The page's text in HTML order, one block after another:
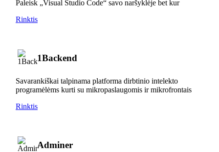
Paleisk „Visual Studio Code“ savo naršyklėje bet kur
Rinktis
1Backend
Savarankiškai talpinama platforma dirbtinio intelekto
programėlėms kurti su mikropaslaugomis ir mikrofrontais
Rinktis
Adminer